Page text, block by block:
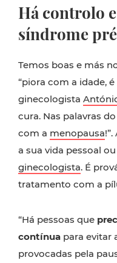
Há controlo
síndrome
Temos boas e más
“piora com a idade,
ginecologista
cura. Nas palavras
com a menopausa
a sua vida pessoal
ginecologista. É
tratamento com a
“Há pessoas que
contínua para evitar
provocadas pela